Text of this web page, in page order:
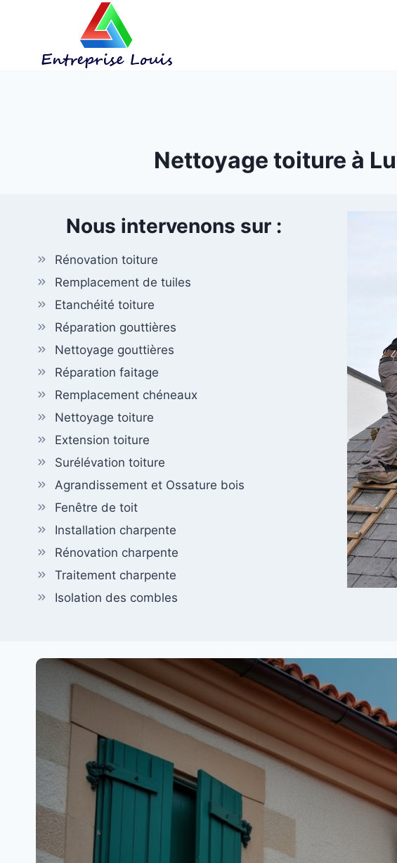
Nettoyage toiture à
Nous intervenons sur :
Rénovation toiture
Remplacement de tuiles
Etanchéité toiture
Réparation gouttières
Nettoyage gouttières
Réparation faitage
Remplacement chéneaux
Nettoyage toiture
Extension toiture
Surélévation toiture
Agrandissement et Ossature bois
Fenêtre de toit
Installation charpente
Rénovation charpente
Traitement charpente
Isolation des combles